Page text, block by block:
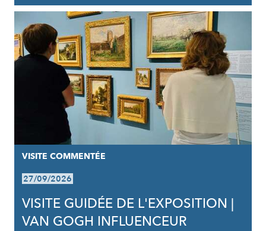
VISITE COMMENTÉE
27/09/2026
VISITE GUIDÉE DE L'EXPOSITION |
VAN GOGH INFLUENCEUR